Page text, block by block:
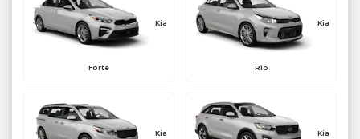
Kia
Forte
Kia
Rio
Kia Kia